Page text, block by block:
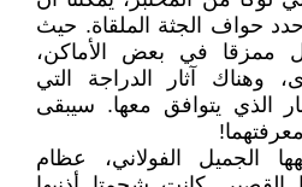
حواف الجثة الملقاة. حيث
بل ممزقا في بعض الأماكن،
وهناك آثار الدراجة التي
الذي يتوافق معها. سيبقى
الجميل الفولاني، عظام